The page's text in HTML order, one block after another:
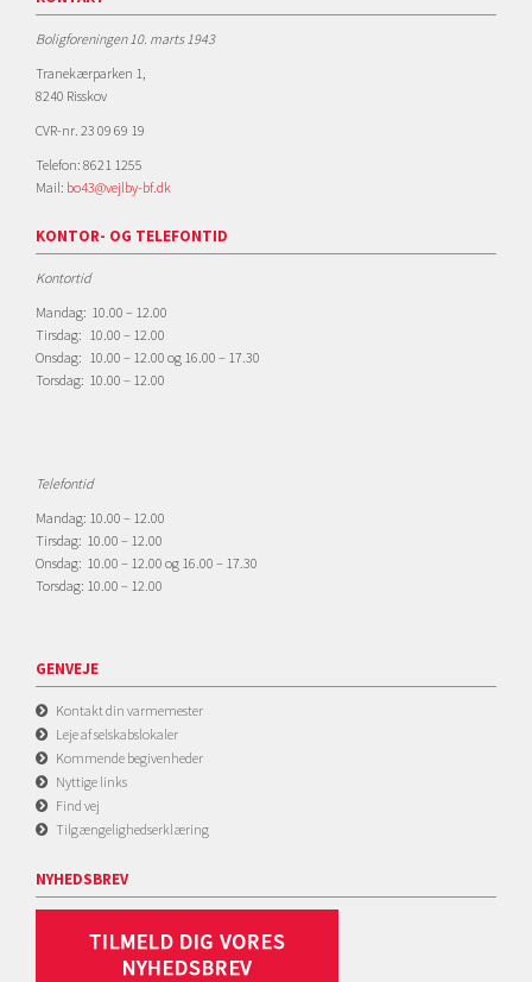
Boligforeningen 10. marts 1943
Tranekærparken 1,
8240 Risskov
CVR-nr. 23 09 69 19
Telefon: 8621 1255
Mail: bo43@vejlby-bf.dk
KONTOR- OG TELEFONTID
Kontortid
Mandag: 10.00 – 12.00
Tirsdag: 10.00 – 12.00
Onsdag: 10.00 – 12.00 og 16.00 – 17.30
Torsdag: 10.00 – 12.00
Telefontid
Mandag: 10.00 – 12.00
Tirsdag: 10.00 – 12.00
Onsdag: 10.00 – 12.00 og 16.00 – 17.30
Torsdag: 10.00 – 12.00
GENVEJE
Kontakt din varmemester
Leje af selskabslokaler
Kommende begivenheder
Nyttige links
Find vej
Tilgængelighedserklæring
NYHEDSBREV